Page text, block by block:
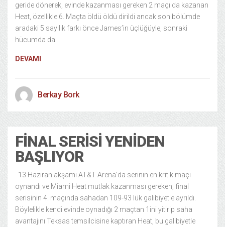
geride dönerek, evinde kazanması gereken 2 maçı da kazanan
Heat, özellikle 6. Maçta öldü öldü dirildi ancak son bölümde
aradaki 5 sayılık farkı önce James’in üçlüğüyle, sonraki
hücumda da
DEVAMI
Berkay Bork
FINAL SERISI YENIDEN
BAŞLIYOR
13 Haziran akşamı AT&T Arena’da serinin en kritik maçı
oynandı ve Miami Heat mutlak kazanması gereken, final
serisinin 4. maçında sahadan 109-93 lük galibiyetle ayrıldı.
Böylelikle kendi evinde oynadığı 2 maçtan 1ini yitirip saha
avantajını Teksas temsilcisine kaptıran Heat, bu galibiyetle